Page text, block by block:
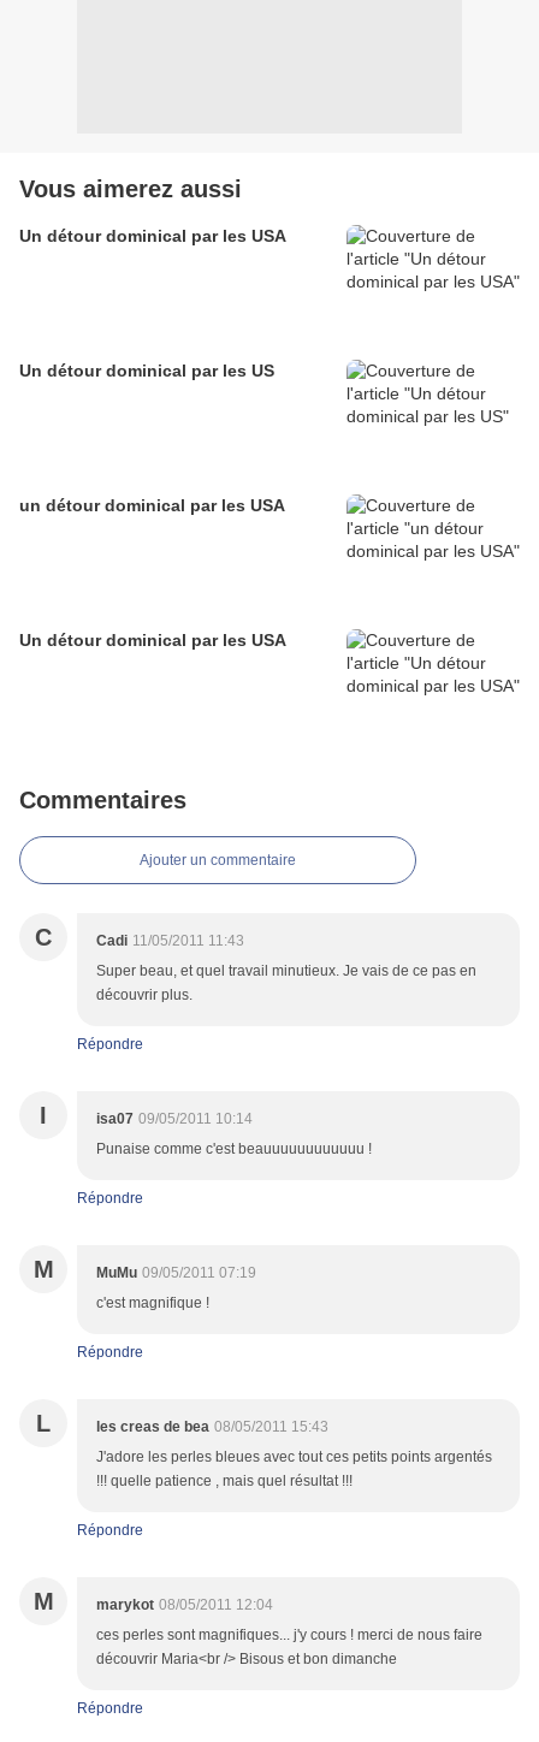
Vous aimerez aussi
Un détour dominical par les USA
Un détour dominical par les US
un détour dominical par les USA
Un détour dominical par les USA
Commentaires
Ajouter un commentaire
C Cadi 11/05/2011 11:43
Super beau, et quel travail minutieux. Je vais de ce pas en
découvrir plus.
Répondre
I isa07 09/05/2011 10:14
Punaise comme c'est beauuuuuuuuuuuu !
Répondre
M MuMu 09/05/2011 07:19
c'est magnifique !
Répondre
L les creas de bea 08/05/2011 15:43
J'adore les perles bleues avec tout ces petits points argentés
!!! quelle patience , mais quel résultat !!!
Répondre
M marykot 08/05/2011 12:04
ces perles sont magnifiques... j'y cours ! merci de nous faire
découvrir Maria<br /> Bisous et bon dimanche
Répondre